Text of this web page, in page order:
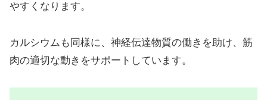
やすくなります。
カルシウムも同様に、神経伝達物質の働きを助け、筋
肉の適切な動きをサポートしています。